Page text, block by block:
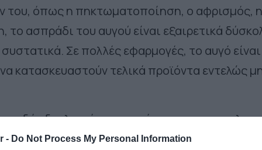
- Do Not Process My Personal Information
του, όπως η πηκτωματοποίηση, ο αφρισμός, η
ασπράδι του αυγού είναι εξαιρετικά
Σε πολλές εφαρμογές, το αυγό
κατασκευαστούν τελικά προϊόντα εντελώς
διπλασιάσει τους όγκους της τα
τους 138 εκατομμύρια τόνους έως το 2030.